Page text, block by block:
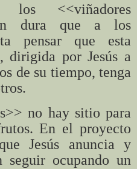
<<viñadores
dura que a los
pensar que esta
dirigida por Jesús a
de su tiempo, tenga
no hay sitio para
En el proyecto
Jesús anuncia y
seguir ocupando un